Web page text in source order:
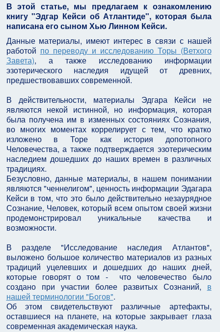
В этой статье, мы предлагаем к ознакомлению
книгу "Эдгар Кейси об Атлантиде", которая была
написана его сыном Хью Линном Кейси.
Данные материалы, имеют интерес в связи с нашей
работой по переводу и исследованию Торы (Ветхого
Завета), а также исследованию информации
эзотерического наследия идущей от древних,
предшествовавших современной.
В действительности, материалы Эдгара Кейси не
являются некой истинной, но информация, которая
была получена им в изменных состояниях Сознания,
во многих моментах коррелирует с тем, что кратко
изложено в Торе как история допотопного
Человечества, а также подтверждается эзотерическим
наследием дошедших до наших времен в различных
традициях.
Безусловно, данные материалы, в нашем понимании
являются "ченнелигом", ценность информации Эдагара
Кейси в том, что это было действительно незаурядное
Сознание, Человек, который всем опытом своей жизни
продемонстрировал уникальные качества и
возможности.
В разделе "Исследование наследия Атлантов",
выложено большое количество материалов из разных
традиций уцелевших и дошедших до наших дней,
которые говорят о том - что человечество было
создано при участии более развитых Сознаний, в
нашей терминологии "Богов".
Об этом свидетельствуют различные артефакты,
оставшиеся на планете, на которые закрывает глаза
современная академическая наука.